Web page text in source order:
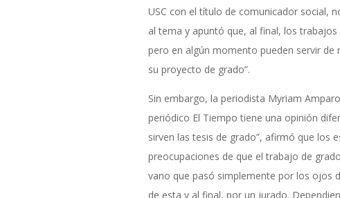
USC con el título de comunicador social,
al tema y apuntó que, al final, los trabajos
pero en algún momento pueden servir de
su proyecto de grado”.
Sin embargo, la periodista Myriam
periódico El Tiempo tiene una opinión
sirven las tesis de grado”, afirmó que los
preocupaciones de que el trabajo de
vano que pasó simplemente por los ojos
de esta y al final, por un jurado.